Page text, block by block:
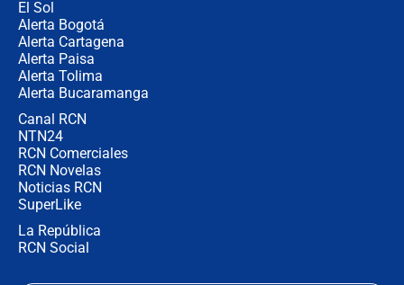
El Sol
Alerta Bogotá
Alerta Cartagena
Alerta Paisa
Alerta Tolima
Alerta Bucaramanga
Canal RCN
NTN24
RCN Comerciales
RCN Novelas
Noticias RCN
SuperLike
La República
RCN Social